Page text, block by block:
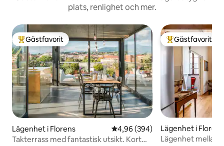
plats, renlighet och mer.
Populär gästfavorit
Gästfavorit
Lägenhet i Florens 4,96 av 5 i genomsnittligt
4,96 (394)
Takterrass med fantastisk utsikt. Kort
Populär
Gästfavorit
Lägenhet i Florens
Lägenhet mellan